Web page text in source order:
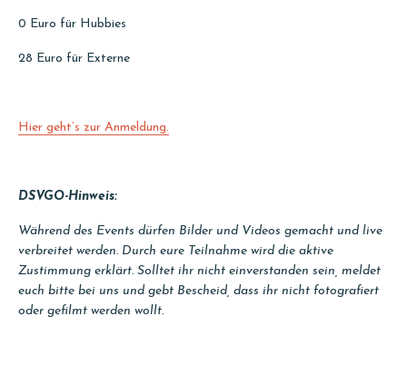
0 Euro für Hubbies
28 Euro für Externe
Hier geht’s zur Anmeldung.
DSVGO-Hinweis:
Während des Events dürfen Bilder und Videos gemacht und live
verbreitet werden. Durch eure Teilnahme wird die aktive
Zustimmung erklärt. Solltet ihr nicht einverstanden sein, meldet
euch bitte bei uns und gebt Bescheid, dass ihr nicht fotografiert
oder gefilmt werden wollt.